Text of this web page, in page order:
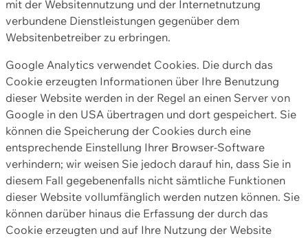
mit der Websitennutzung und der Internetnutzung
verbundene Dienstleistungen gegenüber dem
Websitenbetreiber zu erbringen.
Google Analytics verwendet Cookies. Die durch das
Cookie erzeugten Informationen über Ihre Benutzung
dieser Website werden in der Regel an einen Server von
Google in den USA übertragen und dort gespeichert. Sie
können die Speicherung der Cookies durch eine
entsprechende Einstellung Ihrer Browser-Software
verhindern; wir weisen Sie jedoch darauf hin, dass Sie in
diesem Fall gegebenenfalls nicht sämtliche Funktionen
dieser Website vollumfänglich werden nutzen können. Sie
können darüber hinaus die Erfassung der durch das
Cookie erzeugten und auf Ihre Nutzung der Website